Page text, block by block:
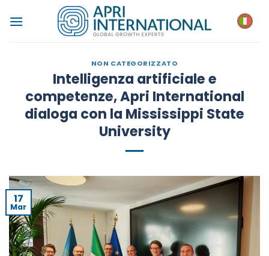
NON CATEGORIZZATO
Intelligenza artificiale e
competenze, Apri International
dialoga con la Mississippi State
University
17
Mar